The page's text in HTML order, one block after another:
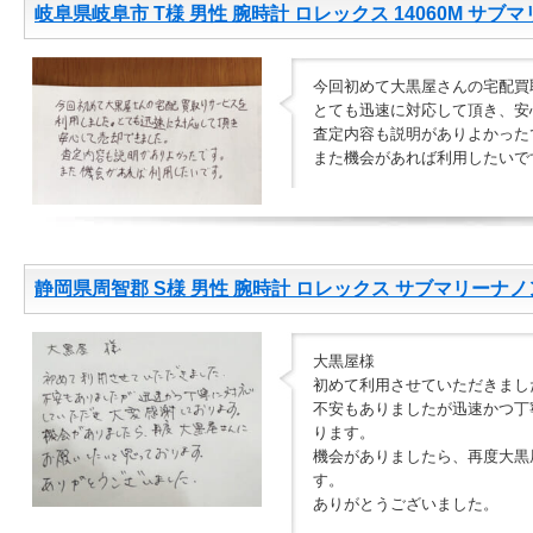
岐阜県岐阜市 T様 男性 腕時計 ロレックス 14060M サブマ
今回初めて大黒屋さんの宅配
とても迅速に対応して頂き、
査定内容も説明がありよかっ
また機会があれば利用したい
静岡県周智郡 S様 男性 腕時計 ロレックス サブマリーナ
大黒屋様
初めて利用させていただきまし
不安もありましたが迅速かつ
ります。
機会がありましたら、再度大
す。
ありがとうございました。